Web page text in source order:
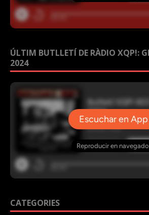
ÚLTIM BUTLLETÍ DE RÀDIO XQP!:
2024
CATEGORIES